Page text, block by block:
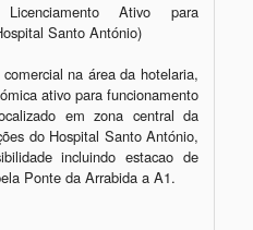
Ativo para
Santo António)
na área da hotelaria,
ativo para funcionamento
em zona central da
do Hospital Santo António,
incluindo estacao de
Ponte da Arrabida a A1.